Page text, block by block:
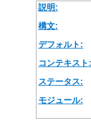
説明:
構文:
デフォルト:
コンテキスト:
ステータス:
モジュール: